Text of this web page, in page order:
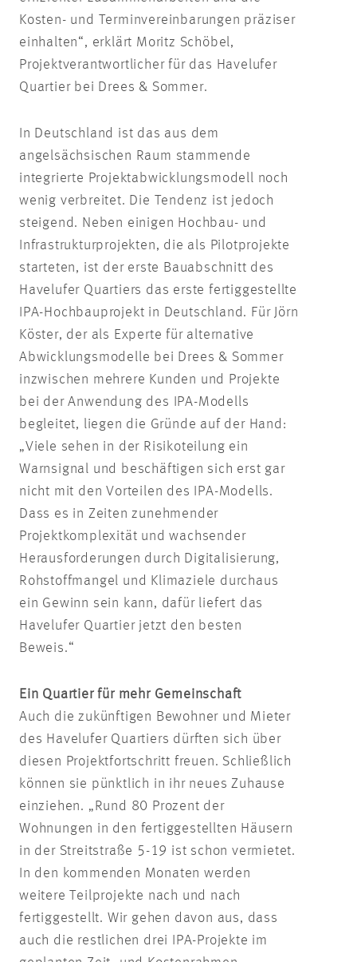
Kosten- und Terminvereinbarungen präziser
einhalten“, erklärt Moritz Schöbel,
Projektverantwortlicher für das Havelufer
Quartier bei Drees & Sommer.
In Deutschland ist das aus dem
angelsächsischen Raum stammende
integrierte Projektabwicklungsmodell noch
wenig verbreitet. Die Tendenz ist jedoch
steigend. Neben einigen Hochbau- und
Infrastrukturprojekten, die als Pilotprojekte
starteten, ist der erste Bauabschnitt des
Havelufer Quartiers das erste fertiggestellte
IPA-Hochbauprojekt in Deutschland. Für Jörn
Köster, der als Experte für alternative
Abwicklungsmodelle bei Drees & Sommer
inzwischen mehrere Kunden und Projekte
bei der Anwendung des IPA-Modells
begleitet, liegen die Gründe auf der Hand:
„Viele sehen in der Risikoteilung ein
Warnsignal und beschäftigen sich erst gar
nicht mit den Vorteilen des IPA-Modells.
Dass es in Zeiten zunehmender
Projektkomplexität und wachsender
Herausforderungen durch Digitalisierung,
Rohstoffmangel und Klimaziele durchaus
ein Gewinn sein kann, dafür liefert das
Havelufer Quartier jetzt den besten
Beweis.“
Ein Quartier für mehr Gemeinschaft
Auch die zukünftigen Bewohner und Mieter
des Havelufer Quartiers dürften sich über
diesen Projektfortschritt freuen. Schließlich
können sie pünktlich in ihr neues Zuhause
einziehen. „Rund 80 Prozent der
Wohnungen in den fertiggestellten Häusern
in der Streitstraße 5-19 ist schon vermietet.
In den kommenden Monaten werden
weitere Teilprojekte nach und nach
fertiggestellt. Wir gehen davon aus, dass
auch die restlichen drei IPA-Projekte im